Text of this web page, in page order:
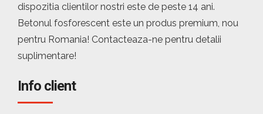
dispozitia clientilor nostri este de peste 14 ani.
Betonul fosforescent este un produs premium, nou
pentru Romania! Contacteaza-ne pentru detalii
suplimentare!
Info client